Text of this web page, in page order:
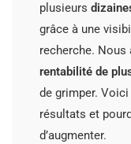
plusieurs
grâce à une
recherche.
rentabilité de
de grimper.
résultats et
d’augmenter.